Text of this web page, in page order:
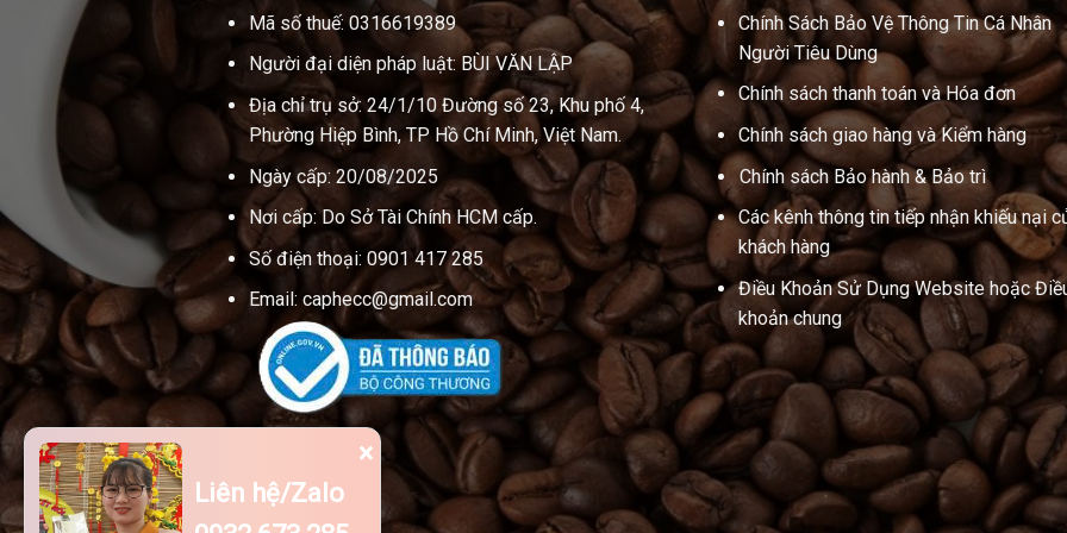
Mã số thuế: 0316619389
Người đại diện pháp luật: BÙI VĂN LẬP
Địa chỉ trụ sở: 24/1/10 Đường số 23, Khu phố 4,
Phường Hiệp Bình, TP Hồ Chí Minh, Việt Nam.
Ngày cấp: 20/08/2025
Nơi cấp: Do Sở Tài Chính HCM cấp.
Số điện thoại: 0901 417 285
Email: caphecc@gmail.com
Chính Sách Bảo Vệ Thông Tin Cá Nhân
Người Tiêu Dùng
Chính sách thanh toán và Hóa đơn
Chính sách giao hàng và Kiểm hàng
Chính sách Bảo hành & Bảo trì
Các kênh thông tin tiếp nhận khiếu nại
khách hàng
Điều Khoản Sử Dụng Website hoặc
khoản chung
×
Liên hệ/Zalo